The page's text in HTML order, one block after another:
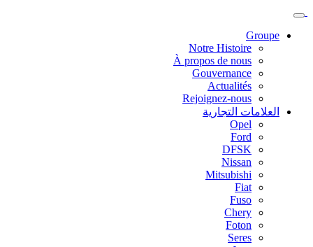
Groupe
Notre Histoire
À propos de nous
Gouvernance
Actualités
Rejoignez-nous
العلامات التجارية
Opel
Ford
DFSK
Nissan
Mitsubishi
Fiat
Fuso
Chery
Foton
Seres